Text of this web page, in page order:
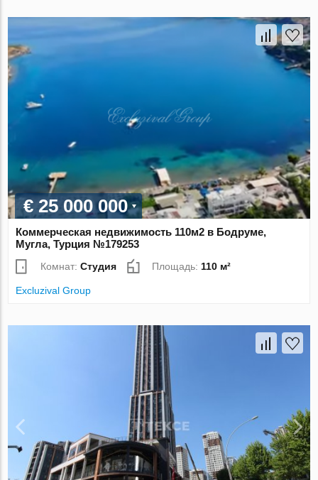
€ 25 000 000
Коммерческая недвижимость 110м2 в Бодруме,
Мугла, Турция №179253
Комнат:Студия Площадь: 110 м²
Excluzival Group